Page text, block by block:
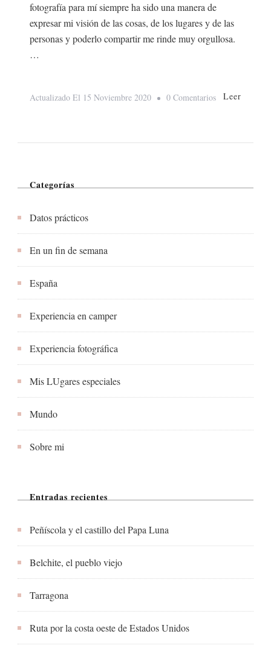
fotografía para mí siempre ha sido una manera de
expresar mi visión de las cosas, de los lugares y de las
personas y poderlo compartir me rinde muy orgullosa.
…
Actualizado El 15 Noviembre 2020 0 ComentariosEnLeer
Categorías
Datos prácticos
En un fin de semana
España
Experiencia en camper
Experiencia fotográfica
Mis LUgares especiales
Mundo
Sobre mi
Entradas recientes
Peñíscola y el castillo del Papa Luna
Belchite, el pueblo viejo
Tarragona
Ruta por la costa oeste de Estados Unidos